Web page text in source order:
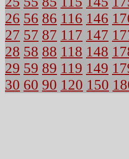
26 56 86 116 146
27 57 87 117 147
28 58 88 118 148
29 59 89 119 149
30 60 90 120 150